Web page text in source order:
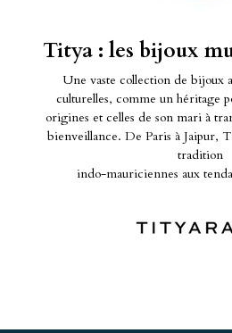
Titya : les bijoux
Une vaste collection de bijoux
culturelles, comme un héritage
origines et celles de son mari à
bienveillance. De Paris à Jaipur,
tradition
indo-mauriciennes aux